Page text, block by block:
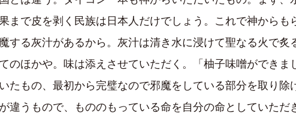
まで皮を剥く民族は日本人だけでしょう。これで神から
する灰汁があるから。灰汁は清き水に浸けて聖なる火で
のほかや。味は添えさせていただく。「柚子味噌ができ
たもの、最初から完璧なので邪魔をしている部分を取り
違うもので、もののもっている命を自分の命としていた